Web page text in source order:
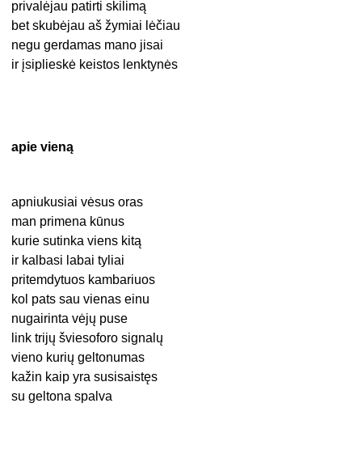
privalėjau patirti skilimą
bet skubėjau aš žymiai lėčiau
negu gerdamas mano jisai
ir įsiplieskė keistos lenktynės
apie vieną
apniukusiai vėsus oras
man primena kūnus
kurie sutinka viens kitą
ir kalbasi labai tyliai
pritemdytuos kambariuos
kol pats sau vienas einu
nugairinta vėjų puse
link trijų šviesoforo signalų
vieno kurių geltonumas
kažin kaip yra susisaistęs
su geltona spalva